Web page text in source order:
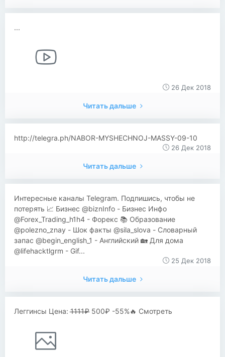
...
26 Дек 2018
Читать дальше
http://telegra.ph/NABOR-MYSHECHNOJ-MASSY-09-10
26 Дек 2018
Читать дальше
Интересные каналы Telegram. Подпишись, чтобы не
потерять 📈 Бизнес @biznInfo - Бизнес Инфо
@Forex_Trading_h1h4 - Форекс 📚 Образование
@polezno_znay - Шок факты @sila_slova - Словарный
запас @begin_english_1 - Английский 🏡 Для дома
@lifehacktlgrm - Gif...
25 Дек 2018
Читать дальше
Леггинсы Цена: 1̶1̶1̶1̶₽̶ 500₽ -55%🔥 Смотреть